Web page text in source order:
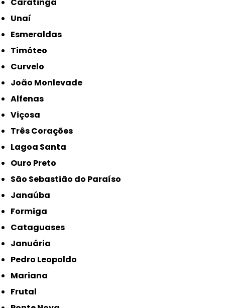
Unaí
Esmeraldas
Timóteo
Curvelo
João Monlevade
Alfenas
Viçosa
Três Corações
Lagoa Santa
Ouro Preto
São Sebastião do Paraíso
Janaúba
Formiga
Cataguases
Januária
Pedro Leopoldo
Mariana
Frutal